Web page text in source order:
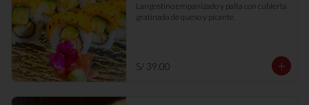
Langostino empanizado y palta con cubierta
gratinada de queso y picante.
S/ 39.00